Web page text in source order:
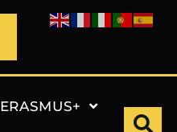
ERASMUS+